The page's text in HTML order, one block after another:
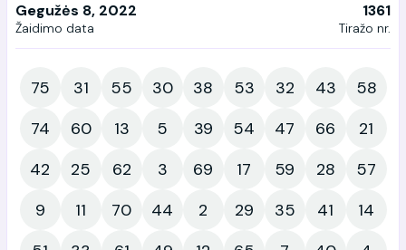
Gegužės 8, 2022
Žaidimo data
1361
Tiražo nr.
75 31 55 30 38 53 32 43
58
74
60 13 5 39 54 47 66
21
42
25 62 3 69 17 59 28
57
9
11 70 44 2 29 35 41
14